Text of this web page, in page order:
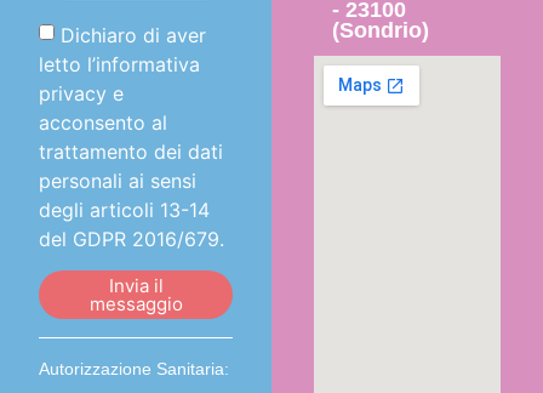
Dichiaro di aver
letto l’informativa
privacy e
acconsento al
trattamento dei dati
personali ai sensi
degli articoli 13-14
del GDPR 2016/679.
Invia il
messaggio
Autorizzazione Sanitaria:
- 23100
(Sondrio)